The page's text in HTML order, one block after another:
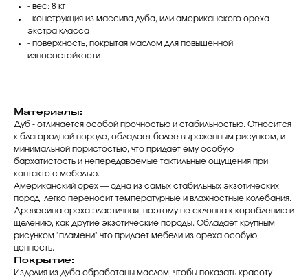
- вес: 8 кг
- конструкция из массива дуба, или американского ореха
экстра класса
- поверхность, покрытая маслом для повышенной
износостойкости
Материалы:
Дуб - отличается особой прочностью и стабильностью. Относится
к благородной породе, обладает более выраженным рисунком, и
минимальной пористостью, что придает ему особую
бархатистость и непередаваемые тактильные ощущения при
контакте с мебелью.
Американский орех — одна из самых стабильных экзотических
пород, легко переносит температурные и влажностные колебания.
Древесина ореха эластичная, поэтому не склонна к короблению и
щелению, как другие экзотические породы. Обладает крупным
рисунком "пламени" что придает мебели из ореха особую
ценность.
Покрытие:
Изделия из дуба обработаны маслом, чтобы показать красоту